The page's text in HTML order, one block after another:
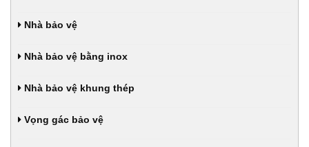
Nhà bảo vệ
Nhà bảo vệ bằng inox
Nhà bảo vệ khung thép
Vọng gác bảo vệ